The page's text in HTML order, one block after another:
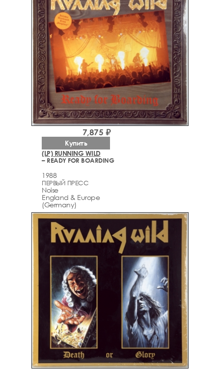
(LP) RUNNING WILD
– READY FOR BOARDING
1988
ПЕРВЫЙ ПРЕСС
Noise
England & Europe
(Germany)
7,875 ₽
Купить